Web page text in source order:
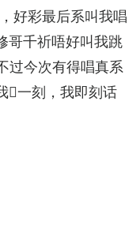
好彩最后系叫我唱
哥千祈唔好叫我跳
过今次有得唱真系
一刻，我即刻话